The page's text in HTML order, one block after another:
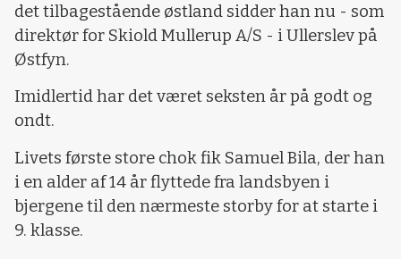
det tilbagestående østland sidder han nu - som
direktør for Skiold Mullerup A/S - i Ullerslev på
Østfyn.
Imidlertid har det været seksten år på godt og
ondt.
Livets første store chok fik Samuel Bila, der han
i en alder af 14 år flyttede fra landsbyen i
bjergene til den nærmeste storby for at starte i
9. klasse.